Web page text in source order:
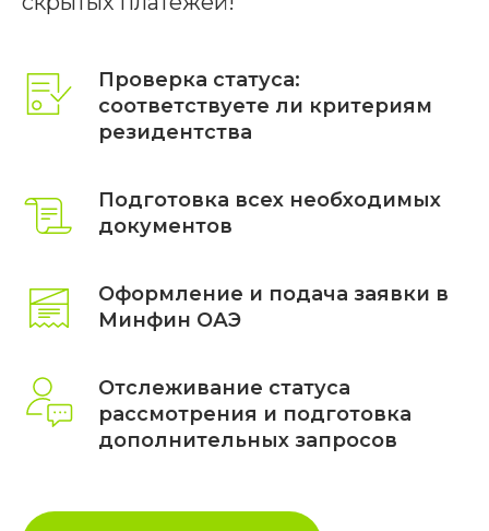
Проверка статуса:
соответствуете ли критериям
резидентства
Подготовка всех необходимых
документов
Оформление и подача заявки в
Минфин ОАЭ
Отслеживание статуса
рассмотрения и подготовка
дополнительных запросов